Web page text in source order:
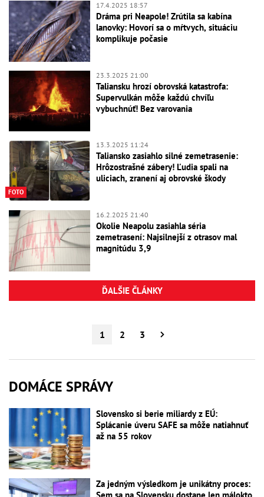
17.4.2025 18:57
Dráma pri Neapole! Zrútila sa kabína
lanovky: Hovorí sa o mŕtvych, situáciu
komplikuje počasie
23.3.2025 21:00
Taliansku hrozí obrovská katastrofa:
Supervulkán môže každú chvíľu
vybuchnúť! Bez varovania
FOTO
13.3.2025 11:24
Taliansko zasiahlo silné zemetrasenie:
Hrôzostrašné zábery! Ľudia spali na
uliciach, zranení aj obrovské škody
16.2.2025 21:40
Okolie Neapolu zasiahla séria
zemetrasení: Najsilnejší z otrasov mal
magnitúdu 3,9
ĎALŠIE ČLÁNKY
1 2 3
DOMÁCE SPRÁVY
Slovensko si berie miliardy z EÚ:
Splácanie úveru SAFE sa môže natiahnuť
až na 55 rokov
Za jedným výsledkom je unikátny proces: